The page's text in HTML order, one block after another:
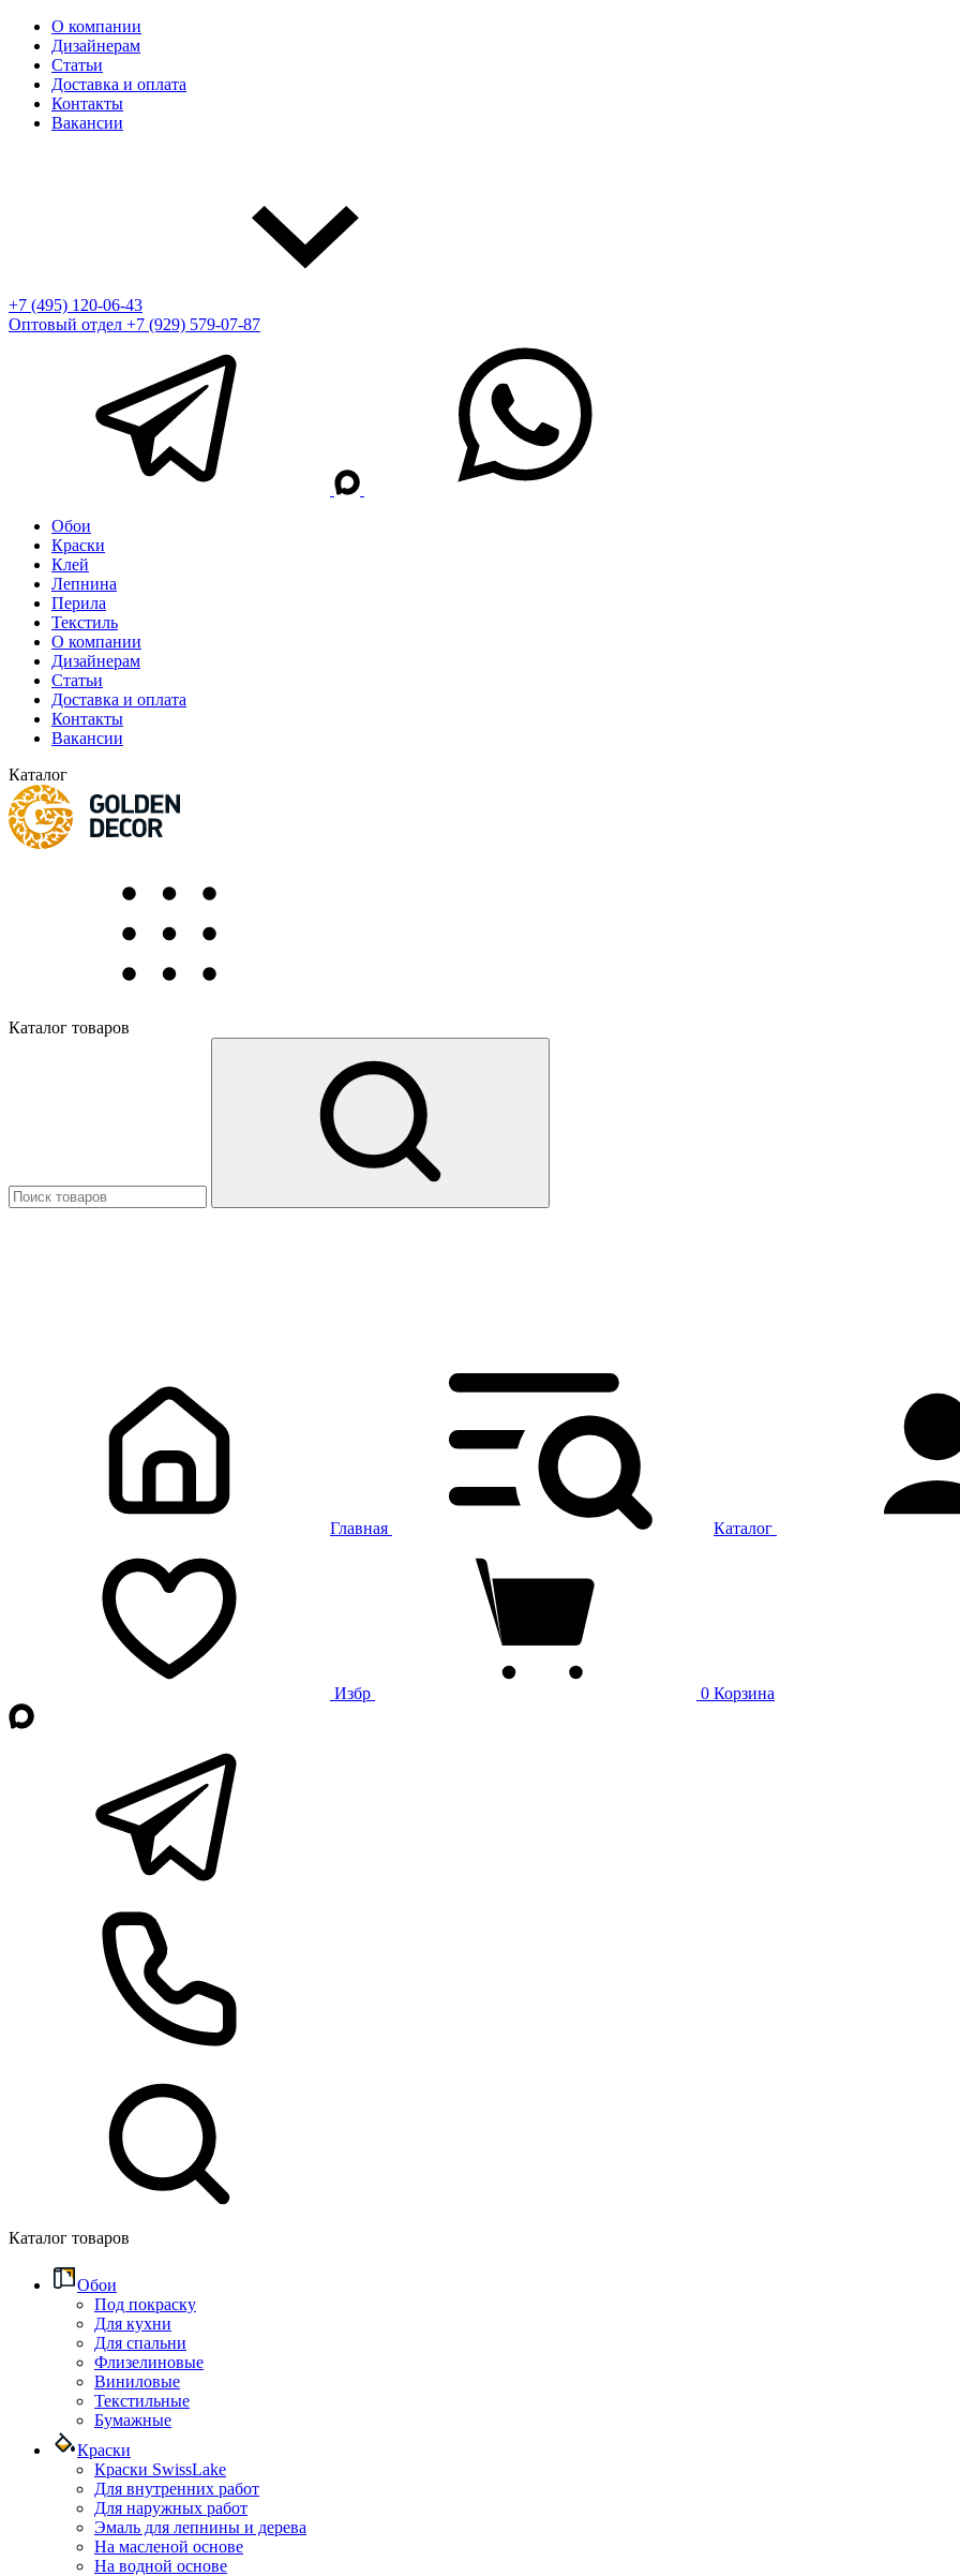
О компании
Дизайнерам
Статьи
Доставка и оплата
Контакты
Вакансии
+7 (495) 120-06-43
Оптовый отдел +7 (929) 579-07-87
Обои
Краски
Клей
Лепнина
Перила
Текстиль
О компании
Дизайнерам
Статьи
Доставка и оплата
Контакты
Вакансии
Каталог
Каталог товаров
Главная Каталог
Избр 0 Корзина
Каталог товаров
Обои
Под покраску
Для кухни
Для спальни
Флизелиновые
Виниловые
Текстильные
Бумажные
Краски
Краски SwissLake
Для внутренних работ
Для наружных работ
Эмаль для лепнины и дерева
На масленой основе
На водной основе